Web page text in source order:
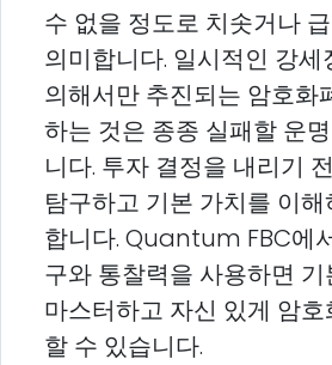
수 없을 정도로 치솟거나
의미합니다. 일시적인 강세
의해서만 추진되는 암호화
하는 것은 종종 실패할 운
니다. 투자 결정을 내리기
탐구하고 기본 가치를 이
합니다. Quantum FBC에
구와 통찰력을 사용하면
마스터하고 자신 있게 암
할 수 있습니다.